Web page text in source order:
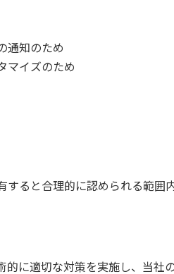
通知のため
マイズのため
ると合理的に認められる範囲
に適切な対策を実施し、当